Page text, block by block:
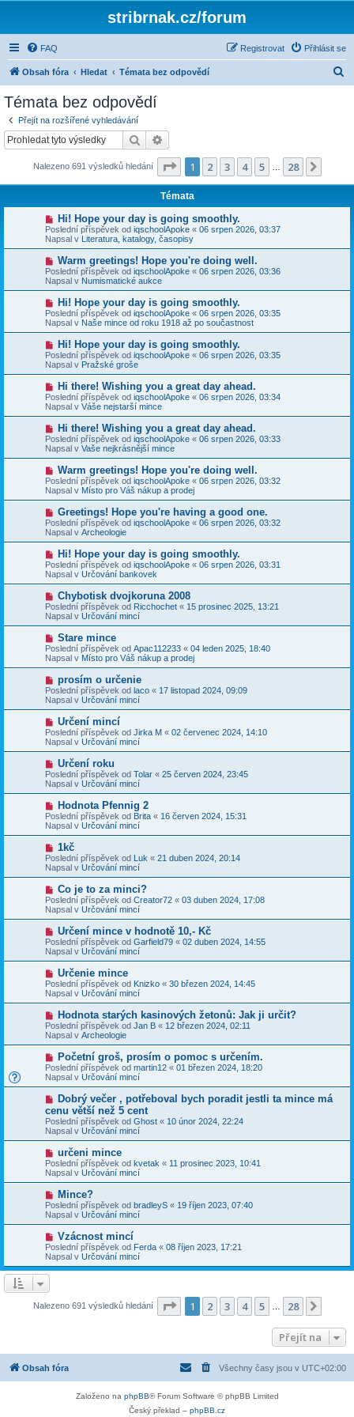
stribrnak.cz/forum
FAQ Přihlásit se
Registrovat
Obsah fóra Hledat Témata bez odpovědí
Témata bez odpovědí
Přejít na rozšířené vyhledávání
Hledat
Nalezeno 691 výsledků hledání Stránka z 28
1 2 3 4 5 28
Témata
N
o
v
ý
p
í
s
p
v
e
k
Hi! Hope your day is going smoothly.
Poslední příspěvek od iqschoolApoke « 06 srpen 2026, 03:37
Napsal v Literatura, katalogy, časopisy
N
o
v
ý
p
í
s
p
v
e
k
Warm greetings! Hope you're doing well.
Poslední příspěvek od iqschoolApoke « 06 srpen 2026, 03:36
Napsal v Numismatické aukce
N
o
v
ý
p
í
s
p
v
e
k
Hi! Hope your day is going smoothly.
Poslední příspěvek od iqschoolApoke « 06 srpen 2026, 03:35
Napsal v Naše mince od roku 1918 až po součastnost
N
o
v
ý
p
í
s
p
v
e
k
Hi! Hope your day is going smoothly.
Poslední příspěvek od iqschoolApoke « 06 srpen 2026, 03:35
Napsal v Pražské groše
N
o
v
ý
p
í
s
p
ě
v
e
k
Hi there! Wishing you a great day ahead.
Poslední příspěvek od iqschoolApoke « 06 srpen 2026, 03:34
Napsal v Váše nejstarší mince
N
o
v
ý
p
í
s
p
ě
v
e
k
Hi there! Wishing you a great day ahead.
Poslední příspěvek od iqschoolApoke « 06 srpen 2026, 03:33
Napsal v Vaše nejkrásnější mince
N
o
v
ý
í
s
p
v
e
k
Warm greetings! Hope you're doing well.
Poslední příspěvek od iqschoolApoke « 06 srpen 2026, 03:32
Napsal v Místo pro Váš nákup a prodej
N
o
v
ý
p
í
s
p
ě
v
e
k
Greetings! Hope you're having a good one.
Poslední příspěvek od iqschoolApoke « 06 srpen 2026, 03:32
Napsal v Archeologie
N
o
v
ý
í
s
p
ě
v
e
k
Hi! Hope your day is going smoothly.
Poslední příspěvek od iqschoolApoke « 06 srpen 2026, 03:31
Napsal v Určování bankovek
N
o
v
ý
p
í
s
p
ě
v
e
k
Chybotisk dvojkoruna 2008
Poslední příspěvek od Ricchochet « 15 prosinec 2025, 13:21
Napsal v Určování mincí
N
o
v
ý
í
s
p
ě
v
e
k
Stare mince
Poslední příspěvek od Apac112233 « 04 leden 2025, 18:40
Napsal v Místo pro Váš nákup a prodej
N
o
v
ý
p
í
s
p
ě
v
e
k
prosím o určenie
Poslední příspěvek od laco « 17 listopad 2024, 09:09
Napsal v Určování mincí
N
o
v
ý
p
í
s
p
v
e
k
Určení mincí
Poslední příspěvek od Jirka M « 02 červenec 2024, 14:10
Napsal v Určování mincí
N
o
v
ý
p
í
s
p
ě
v
e
k
Určení roku
Poslední příspěvek od Tolar « 25 červen 2024, 23:45
Napsal v Určování mincí
N
o
v
ý
í
s
p
ě
v
e
k
Hodnota Pfennig 2
Poslední příspěvek od Brita « 16 červen 2024, 15:31
Napsal v Určování mincí
N
o
v
ý
í
s
p
ě
v
e
k
1kč
Poslední příspěvek od Luk « 21 duben 2024, 20:14
Napsal v Určování mincí
N
o
v
ý
p
í
s
p
ě
v
e
k
Co je to za minci?
Poslední příspěvek od Creator72 « 03 duben 2024, 17:08
Napsal v Určování mincí
N
o
v
ý
p
í
s
p
v
e
k
Určení mince v hodnotě 10,- Kč
Poslední příspěvek od Garfield79 « 02 duben 2024, 14:55
Napsal v Určování mincí
N
o
v
ý
p
í
s
p
v
e
k
Určenie mince
Poslední příspěvek od Knizko « 30 březen 2024, 14:45
Napsal v Určování mincí
N
o
v
ý
p
í
s
p
v
e
k
Hodnota starých kasinových žetonů: Jak ji určit?
Poslední příspěvek od Jan B « 12 březen 2024, 02:11
Napsal v Archeologie
N
o
v
ý
p
í
s
p
ě
v
e
k
Početní groš, prosím o pomoc s určením.
Poslední příspěvek od martin12 « 01 březen 2024, 18:20
Napsal v Určování mincí
N
v
ý
p
ř
s
p
ě
v
e
k
Dobrý večer , potřeboval bych poradit jestli ta mince má
cenu větší než 5 cent
Poslední příspěvek od Ghost « 10 únor 2024, 22:24
Napsal v Určování mincí
N
o
v
ý
p
í
s
p
ě
v
e
k
určeni mince
Poslední příspěvek od kvetak « 11 prosinec 2023, 10:41
Napsal v Určování mincí
N
o
v
ý
p
í
s
p
k
Mince?
Poslední příspěvek od bradleyS « 19 říjen 2023, 07:40
Napsal v Určování mincí
N
o
v
ý
p
p
Vzácnost mincí
Poslední příspěvek od Ferda « 08 říjen 2023, 17:21
Napsal v Určování mincí
Nalezeno 691 výsledků hledání Stránka z 28
1 2 3 4 5 28
Přejít na
Obsah fóra Všechny časy jsou v UTC+02:00
Založeno na phpBB® Forum Software © phpBB Limited
Český překlad – phpBB.cz